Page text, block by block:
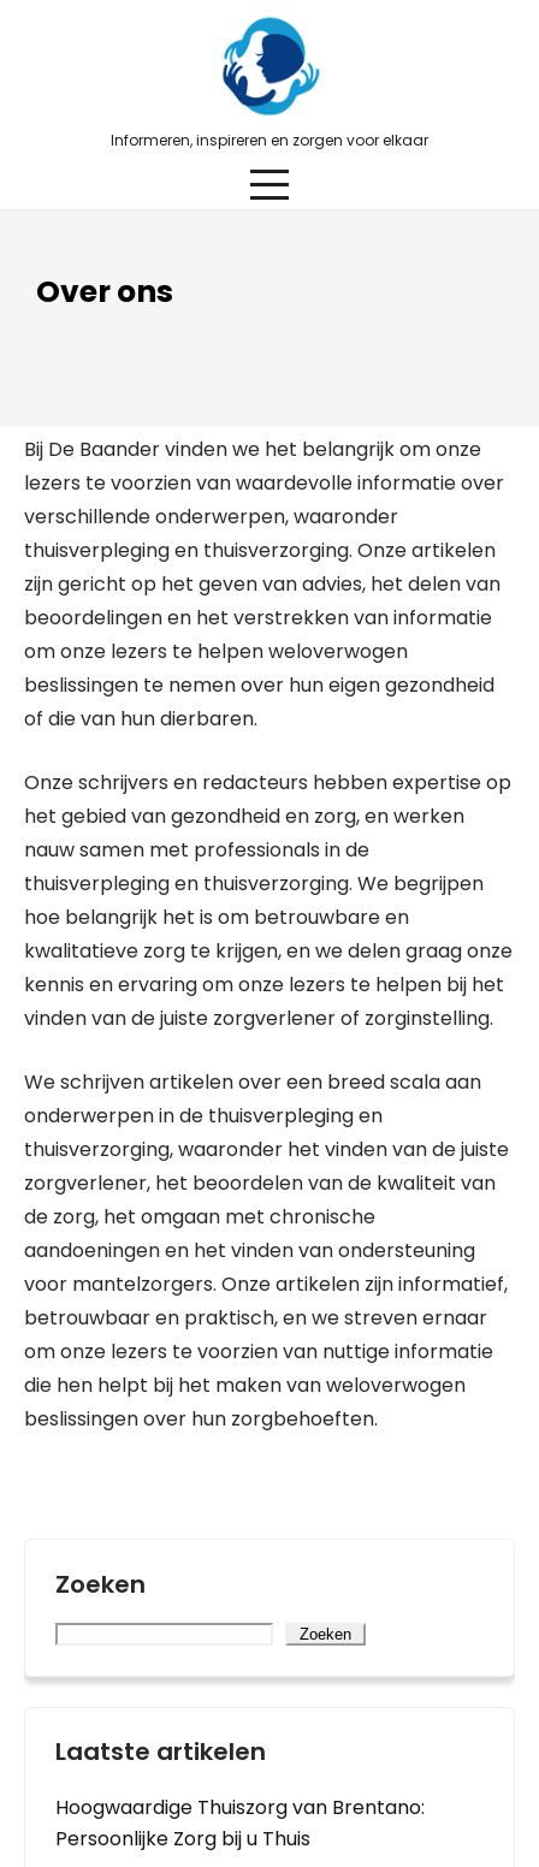
Informeren, inspireren en zorgen voor elkaar
Over ons
Bij De Baander vinden we het belangrijk om onze
lezers te voorzien van waardevolle informatie over
verschillende onderwerpen, waaronder
thuisverpleging en thuisverzorging. Onze artikelen
zijn gericht op het geven van advies, het delen van
beoordelingen en het verstrekken van informatie
om onze lezers te helpen weloverwogen
beslissingen te nemen over hun eigen gezondheid
of die van hun dierbaren.
Onze schrijvers en redacteurs hebben expertise op
het gebied van gezondheid en zorg, en werken
nauw samen met professionals in de
thuisverpleging en thuisverzorging. We begrijpen
hoe belangrijk het is om betrouwbare en
kwalitatieve zorg te krijgen, en we delen graag onze
kennis en ervaring om onze lezers te helpen bij het
vinden van de juiste zorgverlener of zorginstelling.
We schrijven artikelen over een breed scala aan
onderwerpen in de thuisverpleging en
thuisverzorging, waaronder het vinden van de juiste
zorgverlener, het beoordelen van de kwaliteit van
de zorg, het omgaan met chronische
aandoeningen en het vinden van ondersteuning
voor mantelzorgers. Onze artikelen zijn informatief,
betrouwbaar en praktisch, en we streven ernaar
om onze lezers te voorzien van nuttige informatie
die hen helpt bij het maken van weloverwogen
beslissingen over hun zorgbehoeften.
Zoeken
Zoeken
Laatste artikelen
Hoogwaardige Thuiszorg van Brentano:
Persoonlijke Zorg bij u Thuis